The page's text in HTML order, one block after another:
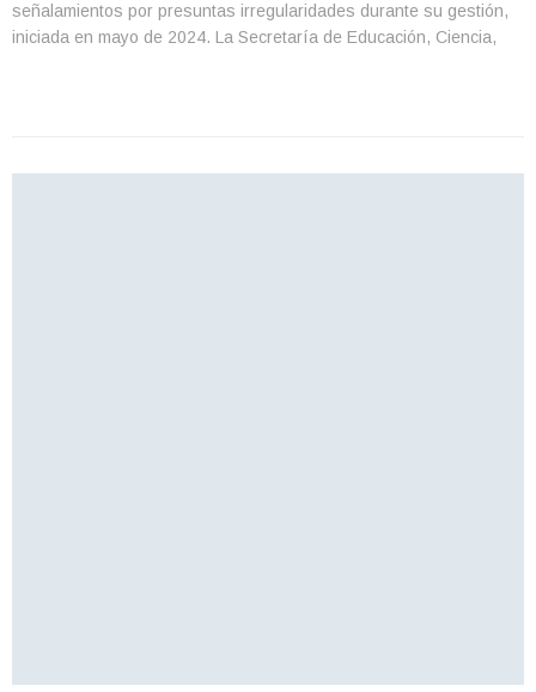
señalamientos por presuntas irregularidades durante su gestión,
iniciada en mayo de 2024. La Secretaría de Educación, Ciencia,